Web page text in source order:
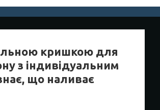
кришкою для
з індивідуальним
що наливає